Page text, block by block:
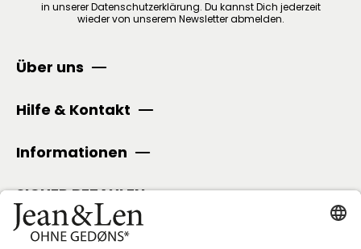
in unsererDatenschutzerklärung. Du kannst Dich jederzeit
wieder von unserem Newsletter abmelden.
Über uns
Hilfe & Kontakt
Informationen
SICHER BEZAHLEN